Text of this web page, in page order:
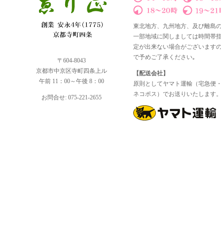
〒604-8043
京都市中京区寺町四条上ル
午前 11：00～午後 8：00
お問合せ: 075-221-2655
東北地方、九州地方、及び離島
一部地域に関しましては時間帯
定が出来ない場合がございます
で予めご了承ください｡
【配送会社】
原則としてヤマト運輸（宅急便
ネコポス）でお送りいたします